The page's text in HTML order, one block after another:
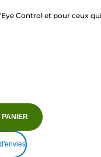
Control et pour ceux